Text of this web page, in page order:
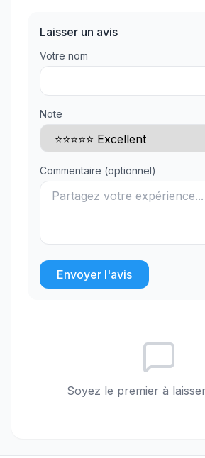
Laisser un avis
Votre nom
Note
Commentaire (optionnel)
Envoyer l'avis
Soyez le premier à